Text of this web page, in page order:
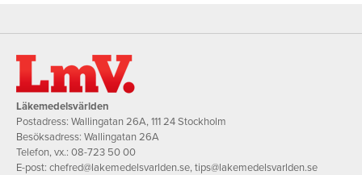
Läkemedelsvärlden
Postadress: Wallingatan 26A, 111 24 Stockholm
Besöksadress: Wallingatan 26A
Telefon, vx.: 08-723 50 00
E-post: chefred@lakemedelsvarlden.se,tips@lakemedelsvarlden.se